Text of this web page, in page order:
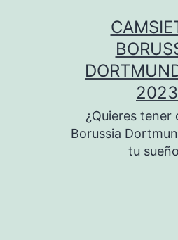
2023
¿Quieres tener
Borussia
tu